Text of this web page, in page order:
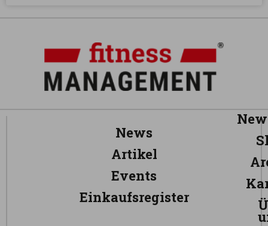
News
Artikel
Events
Einkaufsregister